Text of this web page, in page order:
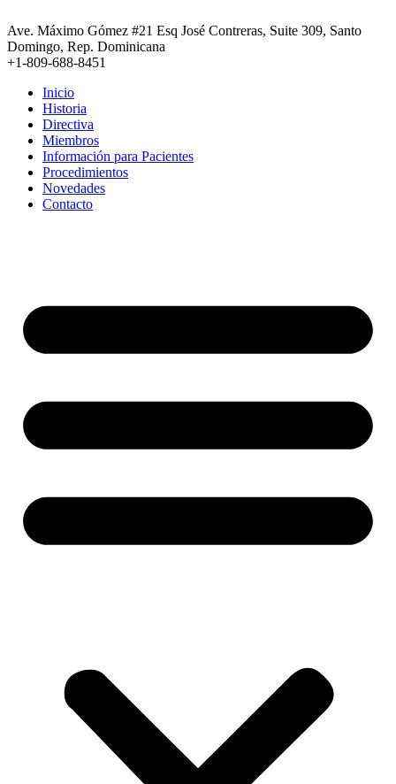
al
contenido
Ave. Máximo Gómez #21 Esq José Contreras, Suite 309, Santo
Domingo, Rep. Dominicana
+1-809-688-8451
Inicio
Historia
Directiva
Miembros
Información para Pacientes
Procedimientos
Novedades
Contacto